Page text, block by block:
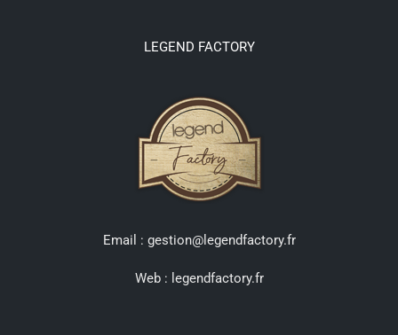
LEGEND FACTORY
Email : gestion@legendfactory.fr
Web : legendfactory.fr